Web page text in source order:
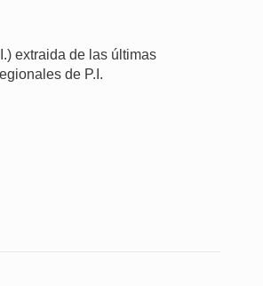
extraida de las últimas
de P.I.